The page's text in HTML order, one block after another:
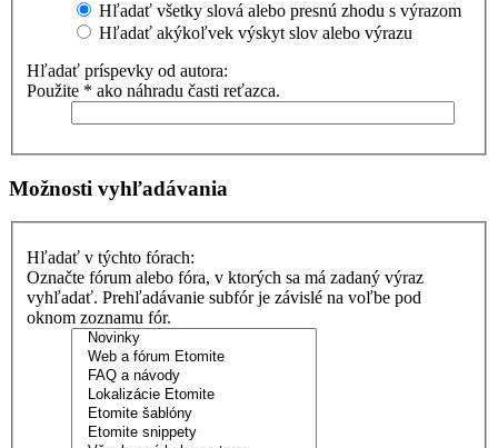
Hľadať všetky slová alebo presnú zhodu s výrazom
Hľadať akýkoľvek výskyt slov alebo výrazu
Hľadať príspevky od autora:
Použite * ako náhradu časti reťazca.
Možnosti vyhľadávania
Hľadať v týchto fórach:
Označte fórum alebo fóra, v ktorých sa má zadaný výraz
vyhľadať. Prehľadávanie subfór je závislé na voľbe pod
oknom zoznamu fór.